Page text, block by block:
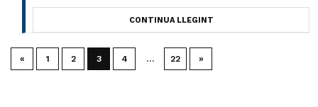
CONTINUA LLEGINT
« 1 2 3 4 … 22 »